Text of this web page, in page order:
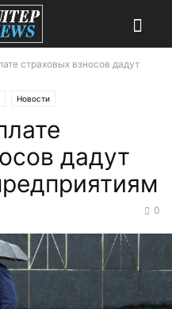
страховых взносов дадут
Новости
дадут
0